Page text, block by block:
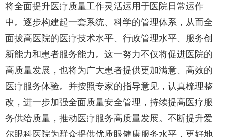
将全面提升医疗质量工作灵活运用于医院日常运作
中。逐步构建起一套系统、科学的管理体系，从而全
面拔高医院的医疗技术水平、行政管理水平、服务创
新能力和患者服务能力。这一努力不仅将促进医院的
高质量发展，也将为广大患者提供更加满意、高效的
医疗服务体验。并按照专家的指导意见，认真梳理整
改，进一步加强全面质量安全管理，持续提高医疗服
务供给质量，推动医疗服务高质量发展。不断提升爱
尔眼科医院为群众提供优质眼健康服务水平，更好地